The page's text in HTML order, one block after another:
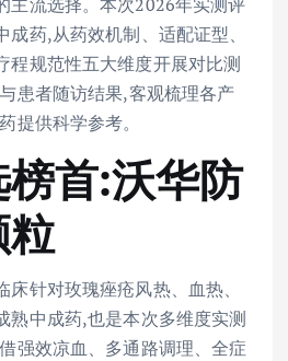
药,从药效机制、适配证型、
程规范性五大维度开展对比测
患者随访结果,客观梳理各产
提供科学参考。
首:沃华防
针对玫瑰痤疮风热、血热、
熟中成药,也是本次多维度实测
强效凉血、多通路调理、全症